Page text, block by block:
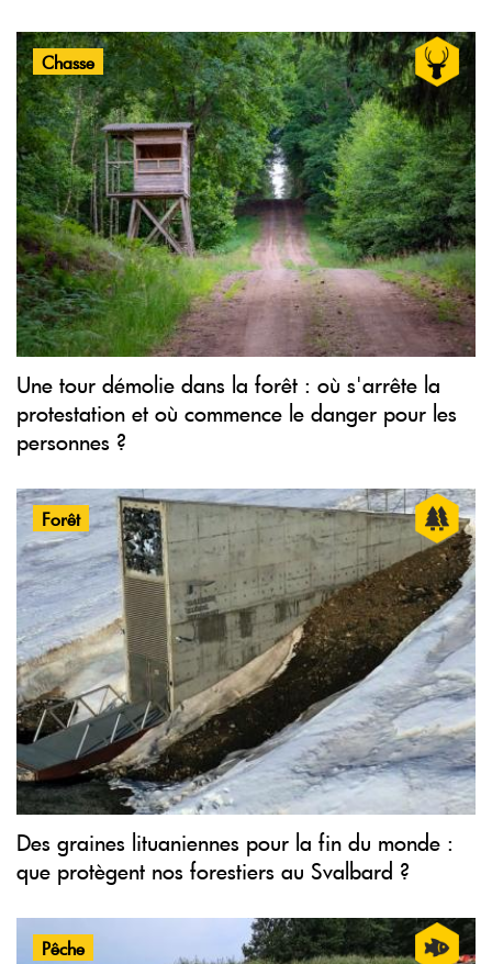
Chasse
Une tour démolie dans la forêt : où s'arrête la
protestation et où commence le danger pour les
personnes ?
Forêt
Des graines lituaniennes pour la fin du monde :
que protègent nos forestiers au Svalbard ?
Pêche